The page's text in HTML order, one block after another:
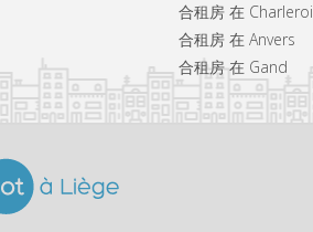
合租房 在 Charleroi
合租房 在 Anvers
合租房 在 Gand